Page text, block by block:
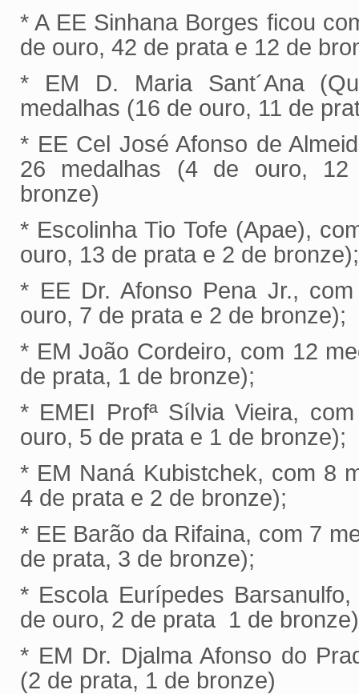
* A EE Sinhana Borges ficou
de ouro, 42 de prata e 12 de
* EM D. Maria Sant´Ana
medalhas (16 de ouro, 11 de
* EE Cel José Afonso de
26 medalhas (4 de ouro,
bronze)
* Escolinha Tio Tofe (Apae),
ouro, 13 de prata e 2 de bronze);
* EE Dr. Afonso Pena Jr.,
ouro, 7 de prata e 2 de bronze);
* EM João Cordeiro, com 12
de prata, 1 de bronze);
* EMEI Profª Sílvia Vieira,
ouro, 5 de prata e 1 de bronze);
* EM Naná Kubistchek, com 8
4 de prata e 2 de bronze);
* EE Barão da Rifaina, com 7
de prata, 3 de bronze);
* Escola Eurípedes
de ouro, 2 de prata 1 de
* EM Dr. Djalma Afonso do
(2 de prata, 1 de bronze)